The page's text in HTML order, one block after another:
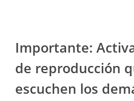
Importante:
de reproducción
escuchen los